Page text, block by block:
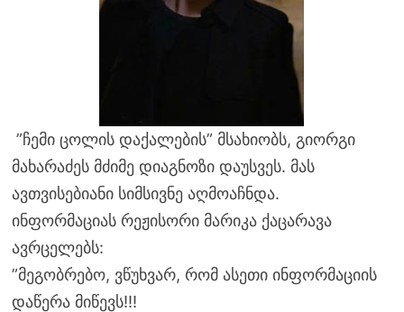
”ჩემი ცოლის დაქალების” მსახიობს, გიორგი
მახარაძეს მძიმე დიაგნოზი დაუსვეს. მას
ავთვისებიანი სიმსივნე აღმოაჩნდა.
ინფორმაციას რეჟისორი მარიკა ქაცარავა
ავრცელებს:
”მეგობრებო, ვწუხვარ, რომ ასეთი ინფორმაციის
დაწერა მიწევს!!!